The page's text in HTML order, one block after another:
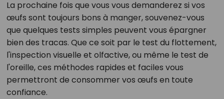
La prochaine fois que vous vous demanderez si vos
œufs sont toujours bons à manger, souvenez-vous
que quelques tests simples peuvent vous épargner
bien des tracas. Que ce soit par le test du flottement,
l'inspection visuelle et olfactive, ou même le test de
l'oreille, ces méthodes rapides et faciles vous
permettront de consommer vos œufs en toute
confiance.